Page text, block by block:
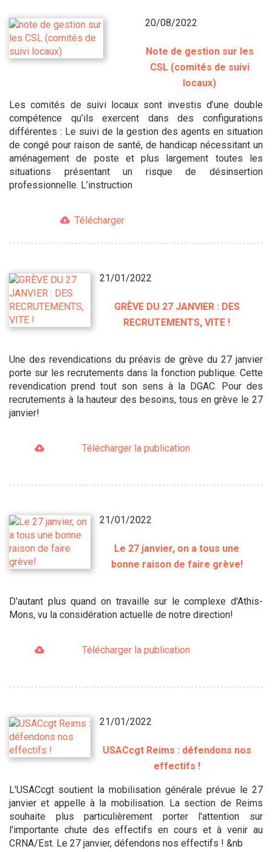
20/08/2022
Note de gestion sur les
CSL (comités de suivi
locaux)
Les comités de suivi locaux sont investis d’une double
compétence qu’ils exercent dans des configurations
différentes : Le suivi de la gestion des agents en situation
de congé pour raison de santé, de handicap nécessitant un
aménagement de poste et plus largement toutes les
situations présentant un risque de désinsertion
professionnelle. L’instruction
Télécharger
21/01/2022
GRÈVE DU 27 JANVIER : DES
RECRUTEMENTS, VITE !
Une des revendications du préavis de grève du 27 janvier
porte sur les recrutements dans la fonction publique. Cette
revendication prend tout son sens à la DGAC. Pour des
recrutements à la hauteur des besoins, tous en grève le 27
janvier!
Télécharger la publication
21/01/2022
Le 27 janvier, on a tous une
bonne raison de faire grève!
D'autant plus quand on travaille sur le complexe d'Athis-
Mons, vu la considération actuelle de notre direction!
Télécharger la publication
21/01/2022
USACcgt Reims : défendons nos
effectifs !
L'USACcgt soutient la mobilisation générale prévue le 27
janvier et appelle à la mobilisation. La section de Reims
souhaite plus particulièrement porter l'attention sur
l'importante chute des effectifs en cours et à venir au
CRNA/Est. Le 27 janvier, défendons nos effectifs ! &nb